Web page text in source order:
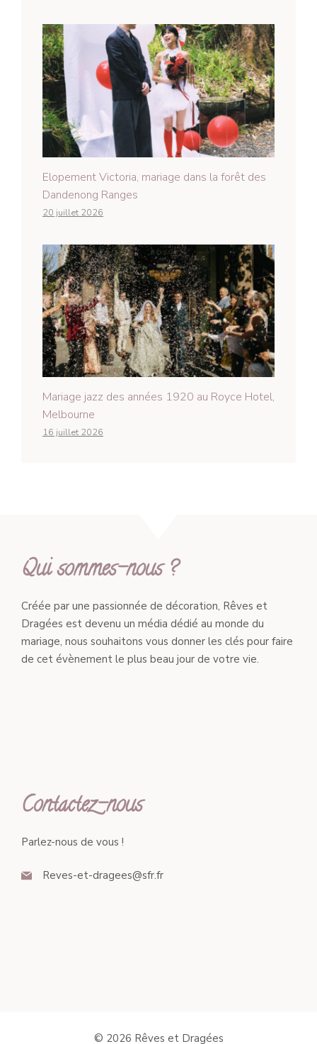
Elopement Victoria, mariage dans la forêt des
Dandenong Ranges
20 juillet 2026
Mariage jazz des années 1920 au Royce Hotel,
Melbourne
16 juillet 2026
Qui sommes-nous ?
Créée par une passionnée de décoration, Rêves et
Dragées est devenu un média dédié au monde du
mariage, nous souhaitons vous donner les clés pour faire
de cet évènement le plus beau jour de votre vie.
Contactez-nous
Parlez-nous de vous !
Reves-et-dragees@sfr.fr
© 2026 Rêves et Dragées